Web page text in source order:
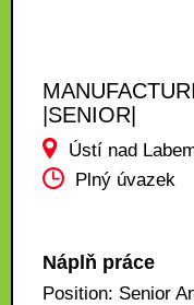
|SENIOR|
Ústí nad
Plný úvazek
Náplň práce
Position: Senior